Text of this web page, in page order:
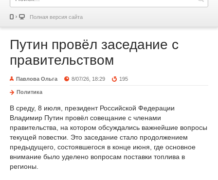
Полная версия сайта
Путин провёл заседание с
правительством
Павлова Ольга 8/07/26, 18:29 195
Политика
В среду, 8 июля, президент Российской Федерации
Владимир Путин провёл совещание с членами
правительства, на котором обсуждались важнейшие вопросы
текущей повестки. Это заседание стало продолжением
предыдущего, состоявшегося в конце июня, где основное
внимание было уделено вопросам поставки топлива в
регионы.